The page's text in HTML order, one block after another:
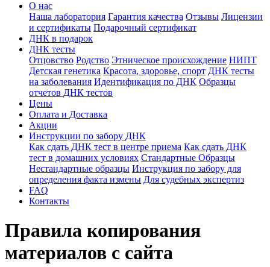
О нас
Наша лаборатория Гарантия качества Отзывы Лицензии
и сертификаты Подарочный сертификат
ДНК в подарок
ДНК тесты
Отцовство Родство Этническое происхождение НИПТ
Детская генетика Красота, здоровье, спорт ДНК тесты
на заболевания Идентификация по ДНК Образцы
отчетов ДНК тестов
Цены
Оплата и Доставка
Акции
Инструкции по забору ДНК
Как сдать ДНК тест в центре приема Как сдать ДНК
тест в домашних условиях Стандартные Образцы
Нестандартные образцы Инструкция по забору для
определения факта измены Для судебных экспертиз
FAQ
Контакты
Правила копирования
материалов с сайта